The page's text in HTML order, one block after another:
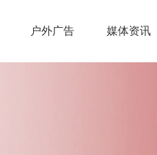
户外广告 媒体资讯